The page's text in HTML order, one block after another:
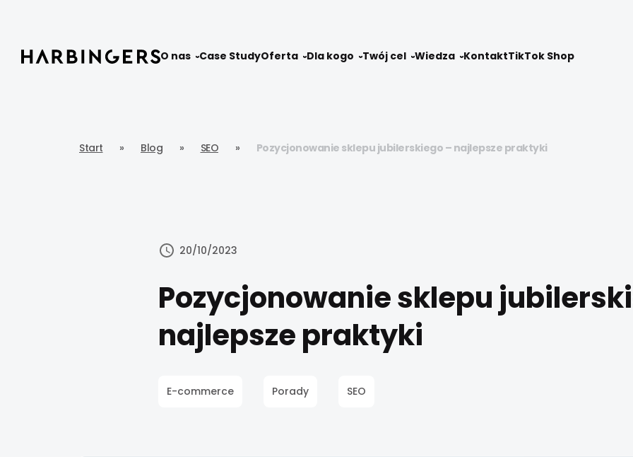
O nas Case StudyOferta Dla kogo Twój cel Wiedza KontaktTikTok Shop
Start » Blog » SEO » Pozycjonowanie sklepu jubilerskiego – najlepsze praktyki
20/10/2023
Pozycjonowanie sklepu
najlepsze praktyki
E-commerce Porady SEO